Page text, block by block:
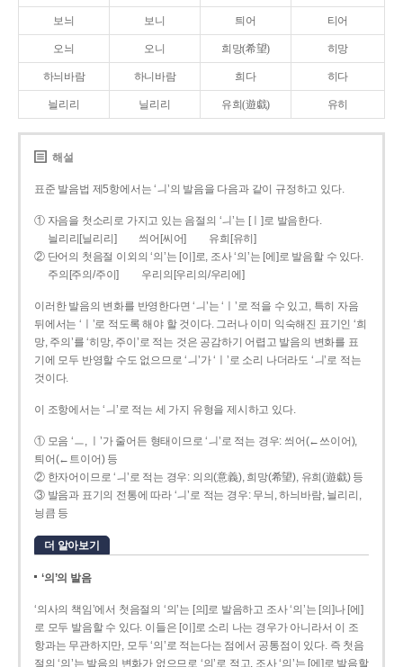
보늬 보니 틔어 티어
오늬 오니 희망(希望) 히망
하늬바람 하니바람 희다 히다
늴리리 닐리리 유희(遊戱) 유히
해설
표준 발음법 제5항에서는 ‘ㅢ’의 발음을 다음과 같이 규정하고 있다.
① 자음을 첫소리로 가지고 있는 음절의 ‘ㅢ’는 [ㅣ]로 발음한다.
늴리리[닐리리]
씌어[씨어]
유희[유히]
② 단어의 첫음절 이외의 ‘의’는 [이]로, 조사 ‘의’는 [에]로 발음할 수 있다.
주의[주의/주이]
우리의[우리의/우리에]
이러한 발음의 변화를 반영한다면 ‘ㅢ’는 ‘ㅣ’로 적을 수 있고, 특히 자음
뒤에서는 ‘ㅣ’로 적도록 해야 할 것이다. 그러나 이미 익숙해진 표기인 ‘희
망, 주의’를 ‘히망, 주이’로 적는 것은 공감하기 어렵고 발음의 변화를 표
기에 모두 반영할 수도 없으므로 ‘ㅢ’가 ‘ㅣ’로 소리 나더라도 ‘ㅢ’로 적는
것이다.
이 조항에서는 ‘ㅢ’로 적는 세 가지 유형을 제시하고 있다.
① 모음 ‘ㅡ, ㅣ’가 줄어든 형태이므로 ‘ㅢ’로 적는 경우: 씌어(←쓰이어),
틔어(←트이어) 등
② 한자어이므로 ‘ㅢ’로 적는 경우: 의의(意義), 희망(希望), 유희(遊戱) 등
③ 발음과 표기의 전통에 따라 ‘ㅢ’로 적는 경우: 무늬, 하늬바람, 늴리리,
닁큼 등
더 알아보기
‘의’의 발음
‘의사의 책임’에서 첫음절의 ‘의’는 [의]로 발음하고 조사 ‘의’는 [의]나 [에]
로 모두 발음할 수 있다. 이들은 [이]로 소리 나는 경우가 아니라서 이 조
항과는 무관하지만, 모두 ‘의’로 적는다는 점에서 공통점이 있다. 즉 첫음
절의 ‘의’는 발음의 변화가 없으므로 ‘의’로 적고, 조사 ‘의’는 [에]로 발음할